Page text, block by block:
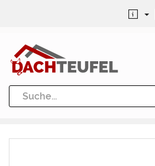
Dachrinne und Fallrohre
Werkzeuge und Löttechnik